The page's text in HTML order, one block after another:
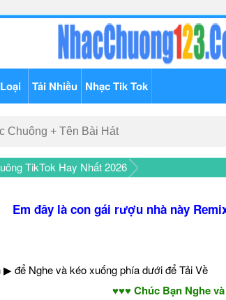
Tải Nhiều Nhạc Tik Tok
TikTok Hay Nhất 2026
Em đây là con gái rượu nhà này
▶ để Nghe và kéo xuống phía dưới để Tải Về
♥♥♥ Chúc Bạn Nghe và Tải